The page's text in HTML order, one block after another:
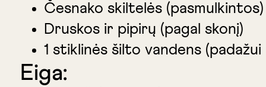
Česnako skiltelės (pasmulkintos)
Druskos ir pipirų (pagal skonį)
1 stiklinės šilto vandens
Eiga: